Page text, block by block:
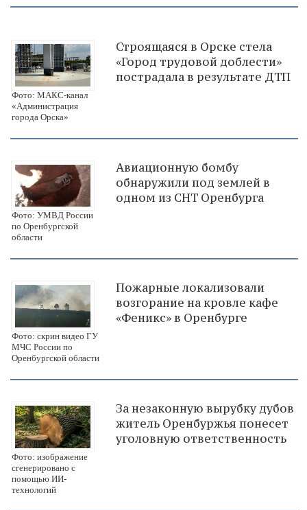
Фото: МАКС-канал
«Администрация
города Орска»
Строящаяся в Орске стела
«Город трудовой доблести»
пострадала в результате ДТП
Фото: УМВД России
по Оренбургской
области
Авиационную бомбу
обнаружили под землей в
одном из СНТ Оренбурга
Фото: скрин видео ГУ
МЧС России по
Оренбургской области
Пожарные локализовали
возгорание на кровле кафе
«Феникс» в Оренбурге
Фото: изображение
сгенерировано с
помощью ИИ-
технологий
За незаконную вырубку дубов
житель Оренбуржья понесет
уголовную ответственность